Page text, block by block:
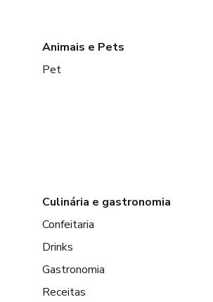
Animais e Pets
Pet
Culinária e gastronomia
Confeitaria
Drinks
Gastronomia
Receitas